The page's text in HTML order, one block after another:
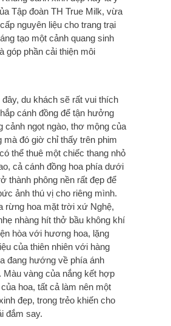
Tập đoàn TH True Milk, vừa
nguyên liệu cho trang trại
tạo một cảnh quang sinh
góp phần cải thiện môi
du khách sẽ rất vui thích
cánh đồng để tận hưởng
cảnh ngọt ngào, thơ mộng của
mà đó giờ chỉ thấy trên phim
thể thuê một chiếc thang nhỏ
cả cánh đồng hoa phía dưới
thành phông nền rất đẹp để
ảnh thú vị cho riêng mình.
rừng hoa mặt trời xứ Nghệ,
nhàng hít thở bầu không khí
hòa với hương hoa, lặng
của thiên nhiên với hàng
đang hướng về phía ánh
vàng của nắng kết hợp
hoa, tất cả làm nên một
đẹp, trong trẻo khiến cho
đắm say.